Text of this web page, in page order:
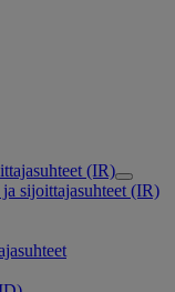
(IR)
sijoittajasuhteet (IR)